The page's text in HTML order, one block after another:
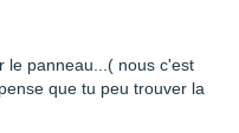
le panneau...( nous c'est
que tu peu trouver la